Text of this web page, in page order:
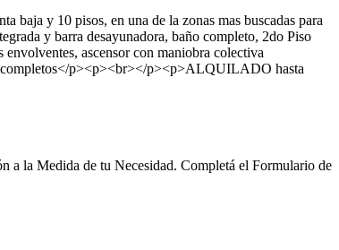
y 10 pisos, en una de la zonas mas buscadas para
y barra desayunadora, baño completo, 2do Piso
ascensor con maniobra colectiva
completos</p><p><br></p><p>ALQUILADO hasta
a la Medida de tu Necesidad. Completá el Formulario de